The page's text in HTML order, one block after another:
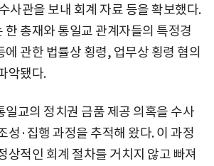
사관을 보내 회계 자료 등을 확보했다.
한 총재와 통일교 관계자들의 특정경
관한 법률상 횡령, 업무상 횡령 혐의
악됐다.
일교의 정치권 금품 제공 의혹을 수사
성·집행 과정을 추적해 왔다. 이 과정
상적인 회계 절차를 거치지 않고 빠져